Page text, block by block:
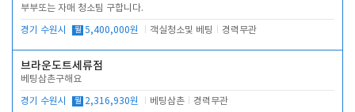
부부또는 자매 청소팀 구합니다.
경기 수원시 월 5,400,000원 객실청소및 베팅 경력무관
브라운도트세류점
베팅삼촌구해요
경기 수원시 월 2,316,930원 베팅삼촌 경력무관